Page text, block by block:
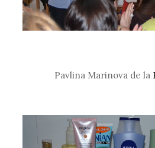
Pavlina Marinova de la